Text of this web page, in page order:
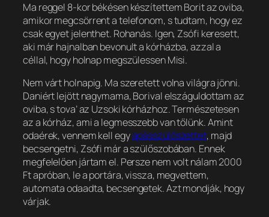
Ma reggel 8-kor békésen készítettem Borit az oviba,
amikor megcsörrent a telefonom, s tudtam, hogy ez
csak egyet jelenthet. Rohanás. Igen, Zsófi keresett,
aki már hajnalban bevonult a kórházba, azzal a
céllal, hogy holnap megszülessen Misi.
Nem várt holnapig. Ma szeretett volna világra jönni.
Daniért lejött nagymama, Borival elszáguldottam az
oviba, s tova’ az Uzsoki kórházhoz. Természetesen
az a kórház, ami a legmesszebb van tőlünk. Amint
odaérek, vennem kell egyapásszülőszettet, majd
becsengetni, Zsófi már a szülőszobában. Ennek
megfelelően jártam el. Persze nem volt nálam 2000
Ft apróban, le a portára, vissza, megvettem,
automata odaadta, becsengetek. Azt mondják, hogy
várjak.